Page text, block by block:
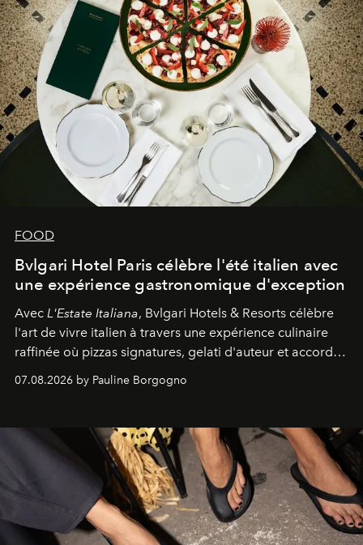
FOOD
Bvlgari Hotel Paris célèbre l'été italien avec
une expérience gastronomique d'exception
Avec L'Estate Italiana, Bvlgari Hotels & Resorts célèbre
l'art de vivre italien à travers une expérience culinaire
raffinée où pizzas signatures, gelati d'auteur et accords
d'exception composent un véritable voyage sensoriel.
07.08.2026 by Pauline Borgogno